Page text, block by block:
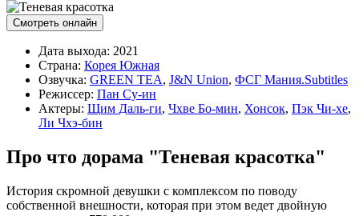
Смотреть онлайн
Дата выхода: 2021
Страна: Корея Южная
Озвучка: GREEN TEA, J&N Union, ФСГ Мания.Subtitles
Режиссер: Пан Су-ин
Актеры: Щим Даль-ги, Чхве Бо-мин, Хонсок, Пэк Чи-хе,
Ли Чхэ-бин
Про что дорама "Теневая красотка"
История скромной девушки с комплексом по поводу
собственной внешности, которая при этом ведет двойную